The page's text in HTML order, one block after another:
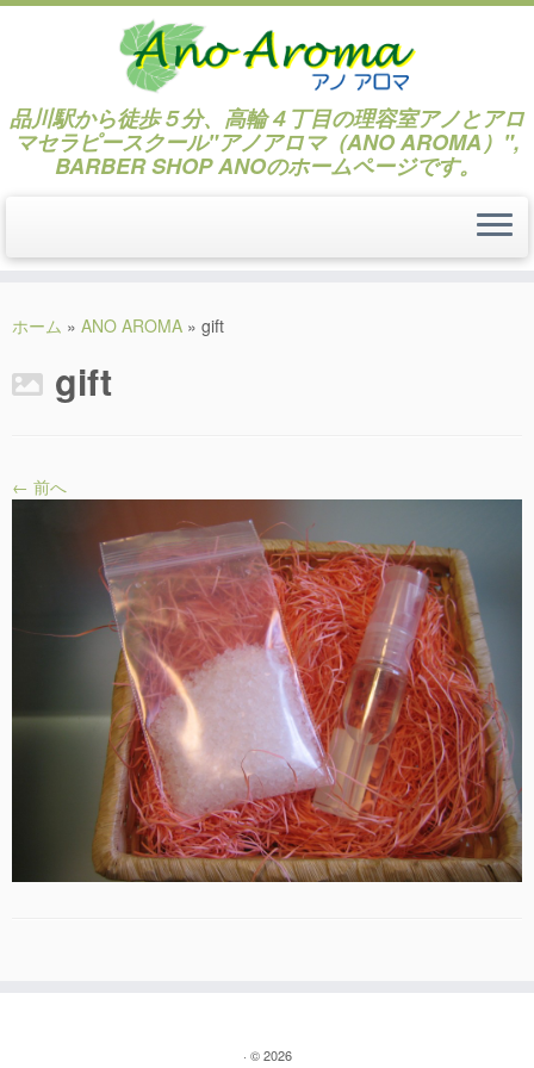
ン
ン
ツ
ッ
品川駅から徒歩５分、高輪４丁目の理容室アノとアロ
マセラピースクール"アノアロマ（ANO AROMA）",
BARBER SHOP ANOのホームページです。
ホーム » ANO AROMA » gift
gift
← 前へ
· © 2026